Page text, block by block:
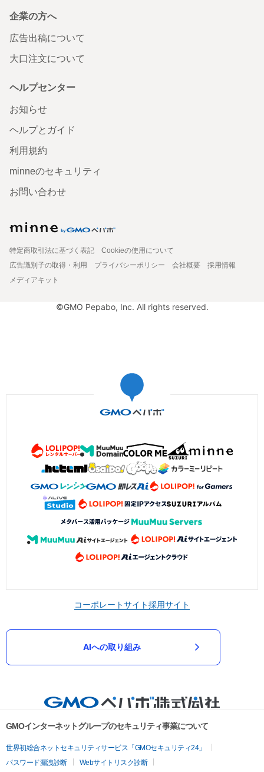
企業の方へ
広告出稿について
大口注文について
ヘルプセンター
お知らせ
ヘルプとガイド
利用規約
minneのセキュリティ
お問い合わせ
特定商取引法に基づく表記
Cookieの使用について
広告識別子の取得・利用
プライバシーポリシー 会社概要
採用情報
メディアキット
©GMO Pepabo, Inc. All rights reserved.
コーポレートサイト採用サイト
AIへの取り組み
GMOインターネットグループのセキュリティ事業について
世界初総合ネットセキュリティサービス「GMOセキュリティ24」
パスワード漏洩診断
Webサイトリスク診断